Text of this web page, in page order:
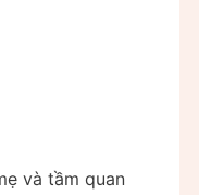
và tầm quan